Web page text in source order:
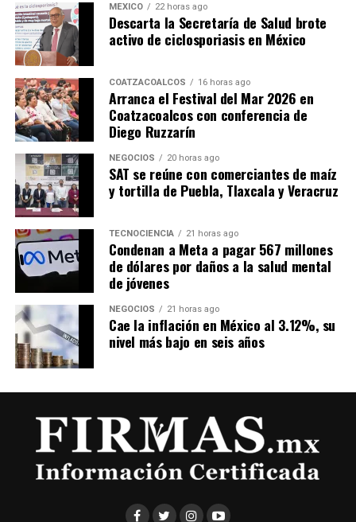
MÉXICO 22 horas ago
Descarta la Secretaría de Salud brote
activo de ciclosporiasis en México
COATZACOALCOS 16 horas ago
Arranca el Festival del Mar 2026 en
Coatzacoalcos con conferencia de
Diego Ruzzarín
NEGOCIOS 20 horas ago
SAT se reúne con comerciantes de maíz
y tortilla de Puebla, Tlaxcala y Veracruz
TECNOCIENCIA 21 horas ago
Condenan a Meta a pagar 567 millones
de dólares por daños a la salud mental
de jóvenes
NEGOCIOS 21 horas ago
Cae la inflación en México al 3.12%, su
nivel más bajo en seis años